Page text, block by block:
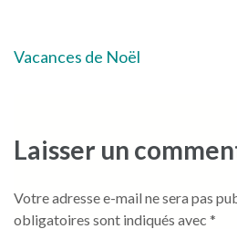
Navigation
l’article
Vacances de Noël
Laisser un
Votre adresse e-mail ne sera pas
obligatoires sont indiqués avec *